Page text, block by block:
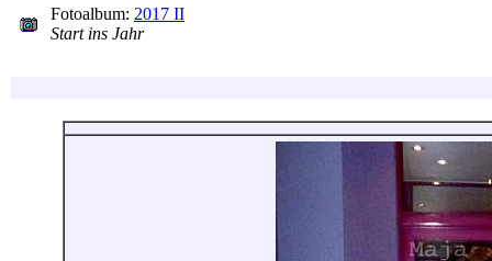
Fotoalbum: 2017 II
Start ins Jahr